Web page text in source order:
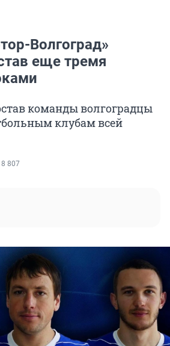
Волгоград»
еще тремя
команды волгоградцы
клубам всей
8 807